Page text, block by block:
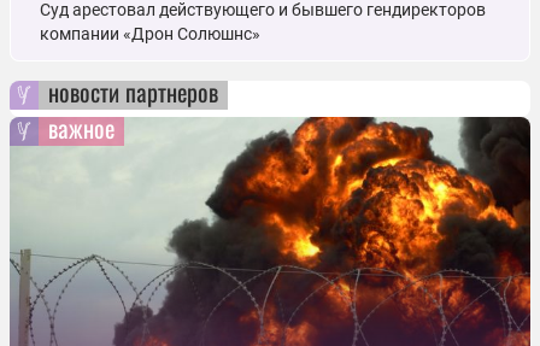
Суд арестовал действующего и бывшего гендиректоров
компании «Дрон Солюшнс»
новости партнеров
важное